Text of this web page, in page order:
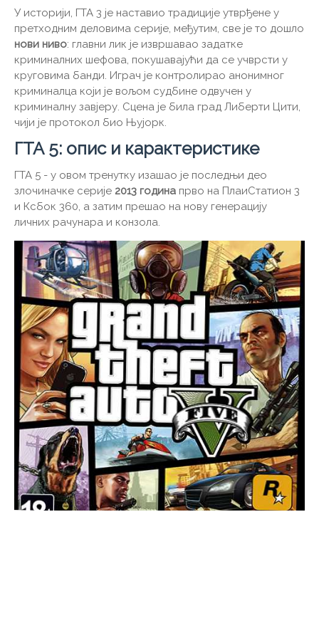
У историји, ГТА 3 је наставио традиције утврђене у
претходним деловима серије, међутим, све је то дошло
нови ниво: главни лик је извршавао задатке
криминалних шефова, покушавајући да се учврсти у
круговима банди. Играч је контролирао анонимног
криминалца који је вољом судбине одвучен у
криминалну завјеру. Сцена је била град Либерти Цити,
чији је протокол био Њујорк.
ГТА 5: опис и карактеристике
ГТА 5 - у овом тренутку изашао је последњи део
злочиначке серије 2013 година прво на ПлаиСтатион 3
и Ксбок 360, а затим прешао на нову генерацију
личних рачунара и конзола.